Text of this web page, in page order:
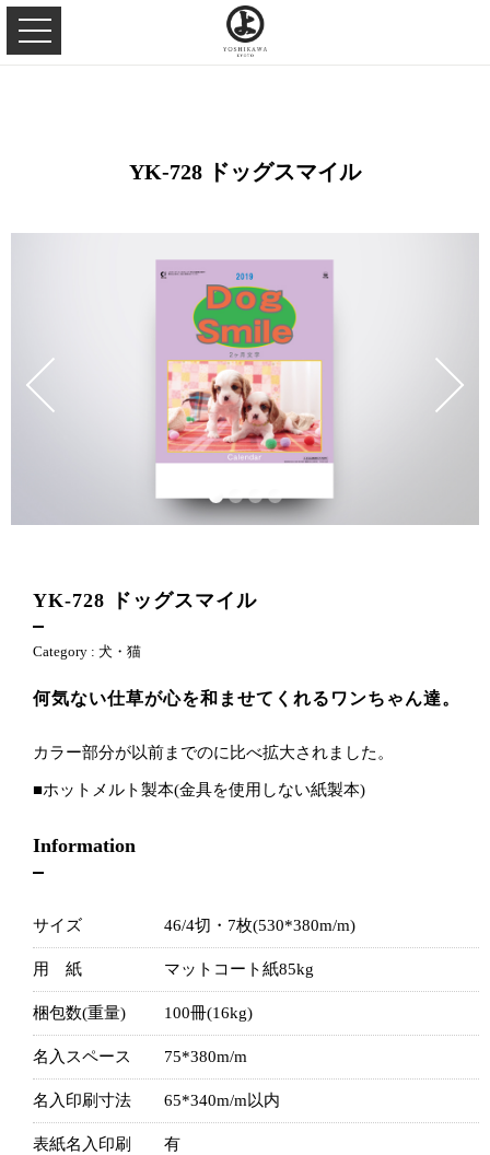
YK-728 ドッグスマイル
YK-728 ドッグスマイル
Category : 犬・猫
何気ない仕草が心を和ませてくれるワンちゃん達。
カラー部分が以前までのに比べ拡大されました。
■ホットメルト製本(金具を使用しない紙製本)
Information
サイズ 46/4切・7枚(530*380m/m)
用 紙 マットコート紙85kg
梱包数(重量) 100冊(16kg)
名入スペース 75*380m/m
名入印刷寸法 65*340m/m以内
表紙名入印刷 有